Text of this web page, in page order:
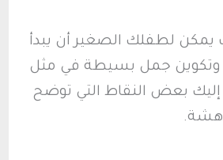
يمكن لطفلك الصغير أن يبدأ
وتكوين جمل بسيطة في مثل
إليك بعض النقاط التي توضح